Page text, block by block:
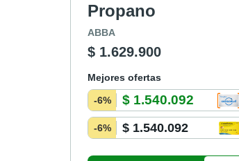
Propano
ABBA
$ 1.629.900
Mejores ofertas
-6% $ 1.540.092
-6% $ 1.540.092